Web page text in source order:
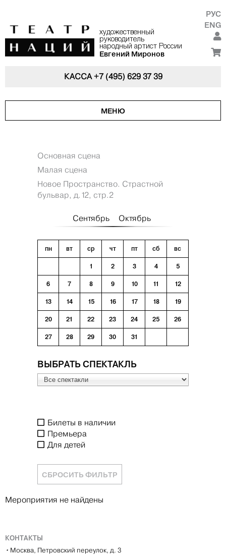
художественный
руководитель
народный артист России
Евгений Миронов
РУС
ENG
КАССА+7 (495) 629 37 39
МЕНЮ
Основная сцена
Малая сцена
Новое Пространство. Страстной
бульвар, д.12, стр.2
Сентябрь Октябрь
пн вт ср чт пт сб вс
1 2 3 4 5
6 7 8 9 10 11 12
13 14 15 16 17 18 19
20 21 22 23 24 25 26
27 28 29 30 31
ВЫБРАТЬ СПЕКТАКЛЬ
Билеты в наличии
Премьера
Для детей
СБРОСИТЬ ФИЛЬТР
Мероприятия не найдены
КОНТАКТЫ
• Москва, Петровский переулок, д. 3